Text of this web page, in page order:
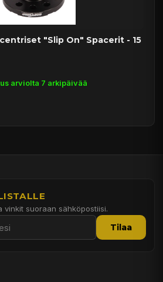
"Slip On" Spacerit - 15
arviolta 7 arkipäivää
vinkit suoraan sähköpostiisi.
Tilaa